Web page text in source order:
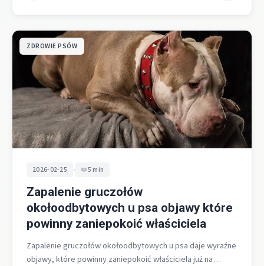
ZDROWIE PSÓW
2026-02-25 • 5 min
Zapalenie gruczołów
okołoodbytowych u psa objawy które
powinny zaniepokoić właściciela
Zapalenie gruczołów okołoodbytowych u psa daje wyraźne
objawy, które powinny zaniepokoić właściciela już na